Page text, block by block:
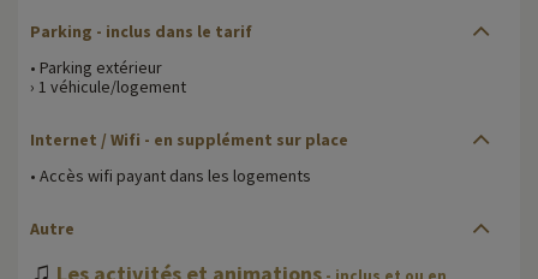
Parking - inclus dans le tarif
• Parking extérieur
› 1 véhicule/logement
Internet / Wifi - en supplément sur place
• Accès wifi payant dans les logements
Autre
♫ Les activités et animations